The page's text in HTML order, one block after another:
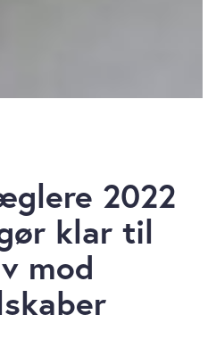
2022
klar til
mod